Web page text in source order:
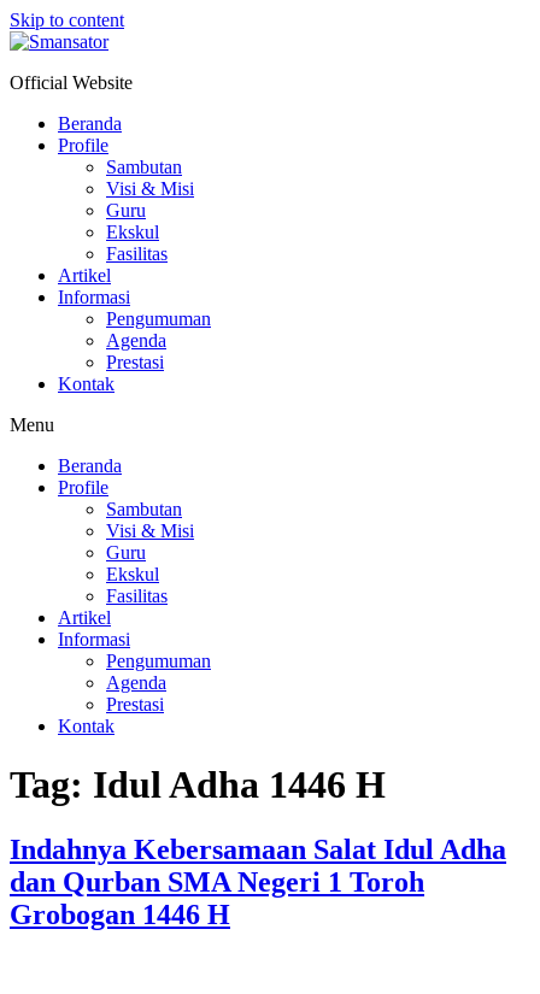
Skip to content
Official Website
Beranda
Profile
Sambutan
Visi & Misi
Guru
Ekskul
Fasilitas
Artikel
Informasi
Pengumuman
Agenda
Prestasi
Kontak
Menu
Beranda
Profile
Sambutan
Visi & Misi
Guru
Ekskul
Fasilitas
Artikel
Informasi
Pengumuman
Agenda
Prestasi
Kontak
Tag: Idul Adha 1446 H
Indahnya Kebersamaan Salat Idul Adha
dan Qurban SMA Negeri 1 Toroh
Grobogan 1446 H